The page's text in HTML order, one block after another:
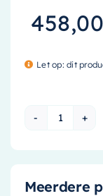
458,00
Let op: dit
Meerdere